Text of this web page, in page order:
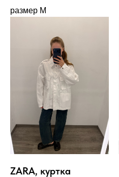
размер М
ZARA, куртка